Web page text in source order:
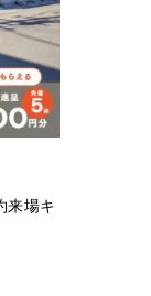
来場キ